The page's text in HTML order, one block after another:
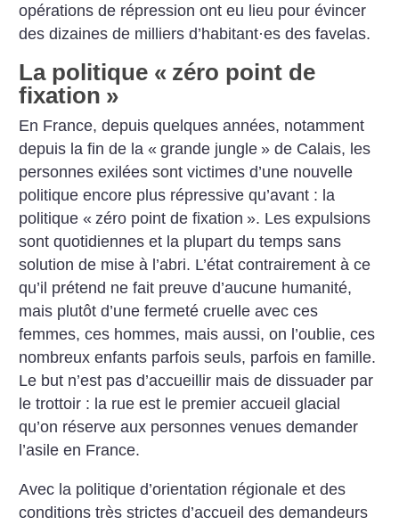
opérations de répression ont eu lieu pour évincer
des dizaines de milliers d’habitant·es des favelas.
La politique « zéro point de
fixation »
En France, depuis quelques années, notamment
depuis la fin de la « grande jungle » de Calais, les
personnes exilées sont victimes d’une nouvelle
politique encore plus répressive qu’avant : la
politique « zéro point de fixation ». Les expulsions
sont quotidiennes et la plupart du temps sans
solution de mise à l’abri. L’état contrairement à ce
qu’il prétend ne fait preuve d’aucune humanité,
mais plutôt d’une fermeté cruelle avec ces
femmes, ces hommes, mais aussi, on l’oublie, ces
nombreux enfants parfois seuls, parfois en famille.
Le but n’est pas d’accueillir mais de dissuader par
le trottoir : la rue est le premier accueil glacial
qu’on réserve aux personnes venues demander
l’asile en France.
Avec la politique d’orientation régionale et des
conditions très strictes d’accueil des demandeurs